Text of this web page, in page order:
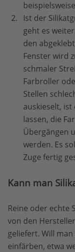
Ist der
geht es
den
Fenster wird
schmaler
Farbroller
Stellen
auskieselt, ist
lassen, die
Übergängen
werden. Es
Zuge fertig
Kann man
Reine oder echte
von den
geliefert. Will
einfärben, etwa